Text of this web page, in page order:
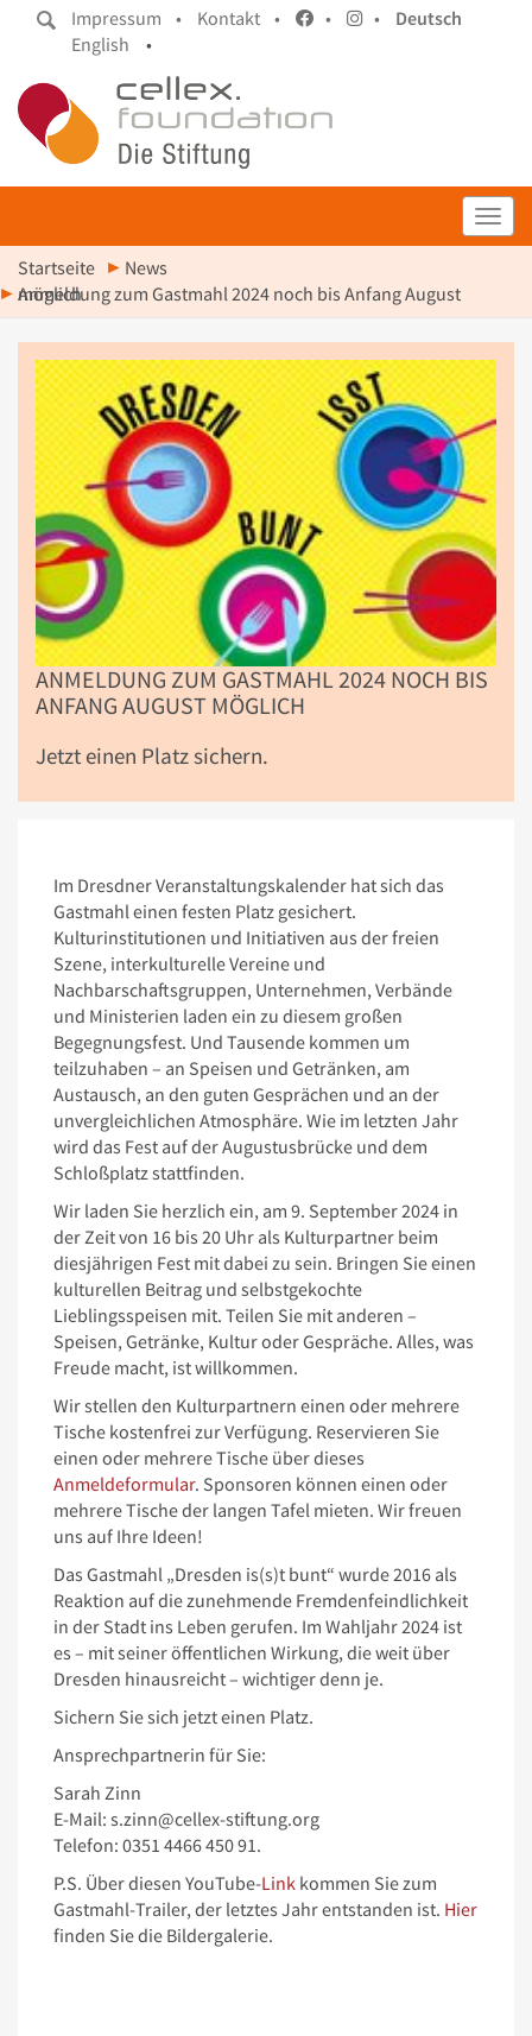
Impressum • Kontakt • • •
Deutsch
English
•
Startseite
News
Anmeldung zum Gastmahl 2024 noch bis Anfang August möglich
ANMELDUNG ZUM GASTMAHL 2024 NOCH BIS
ANFANG AUGUST MÖGLICH
Jetzt einen Platz sichern.
Im Dresdner Veranstaltungskalender hat sich das
Gastmahl einen festen Platz gesichert.
Kulturinstitutionen und Initiativen aus der freien
Szene, interkulturelle Vereine und
Nachbarschaftsgruppen, Unternehmen, Verbände
und Ministerien laden ein zu diesem großen
Begegnungsfest. Und Tausende kommen um
teilzuhaben – an Speisen und Getränken, am
Austausch, an den guten Gesprächen und an der
unvergleichlichen Atmosphäre. Wie im letzten Jahr
wird das Fest auf der Augustusbrücke und dem
Schloßplatz stattfinden.
Wir laden Sie herzlich ein, am 9. September 2024 in
der Zeit von 16 bis 20 Uhr als Kulturpartner beim
diesjährigen Fest mit dabei zu sein. Bringen Sie einen
kulturellen Beitrag und selbstgekochte
Lieblingsspeisen mit. Teilen Sie mit anderen –
Speisen, Getränke, Kultur oder Gespräche. Alles, was
Freude macht, ist willkommen.
Wir stellen den Kulturpartnern einen oder mehrere
Tische kostenfrei zur Verfügung. Reservieren Sie
einen oder mehrere Tische über dieses
Anmeldeformular. Sponsoren können einen oder
mehrere Tische der langen Tafel mieten. Wir freuen
uns auf Ihre Ideen!
Das Gastmahl „Dresden is(s)t bunt“ wurde 2016 als
Reaktion auf die zunehmende Fremdenfeindlichkeit
in der Stadt ins Leben gerufen. Im Wahljahr 2024 ist
es – mit seiner öffentlichen Wirkung, die weit über
Dresden hinausreicht – wichtiger denn je.
Sichern Sie sich jetzt einen Platz.
Ansprechpartnerin für Sie:
Sarah Zinn
E-Mail: s.zinn@cellex-stiftung.org
Telefon: 0351 4466 450 91.
P.S. Über diesen YouTube-Link kommen Sie zum
Gastmahl-Trailer, der letztes Jahr entstanden ist. Hier
finden Sie die Bildergalerie.